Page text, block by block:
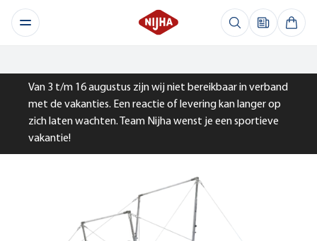
Van 3 t/m 16 augustus zijn wij niet bereikbaar in verband
met de vakanties. Een reactie of levering kan langer op
zich laten wachten. Team Nijha wenst je een sportieve
vakantie!